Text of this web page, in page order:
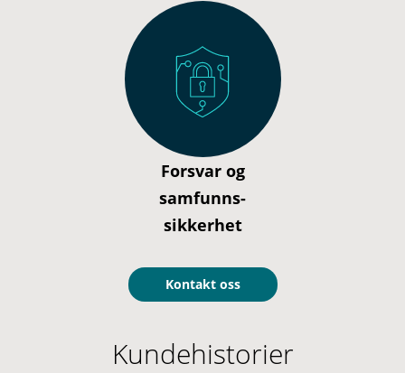
Forsvar og
samfunns­
sikkerhet
Kontakt oss
Kundehistorier